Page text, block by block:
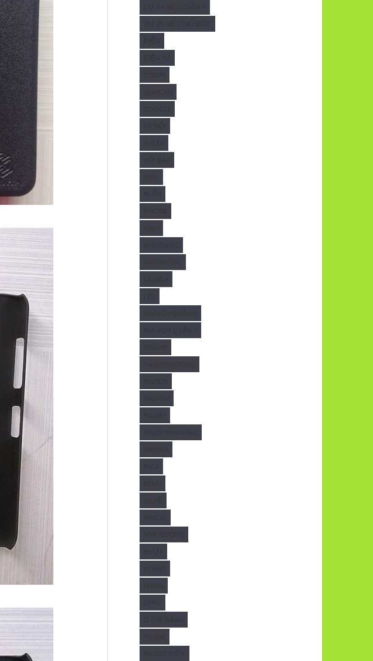
DỰ ÁN BĐS QUẬN 9
DỰ ÁN BĐS THỦ ĐỨC
ĐIỆN
ĐIỆN TỬ
GIAMCAN
HÀ NỘI
HỎI ĐÁP
KÍNHDỰNG
LAZADA
MÁI VÒM QUẬN 2
MÁI VÒM QUẬN 3
MAICHE
MAIHIENDIDONG
MAITON
MAIVOM
MAIXEP
MAIXEPNHAHANG
MATCHA
MICA
NGHỆ
NHÀ XE
NHÀ XƯỞNG
NHỰA
NOIBAT
NOKIA
PHONG THỦY